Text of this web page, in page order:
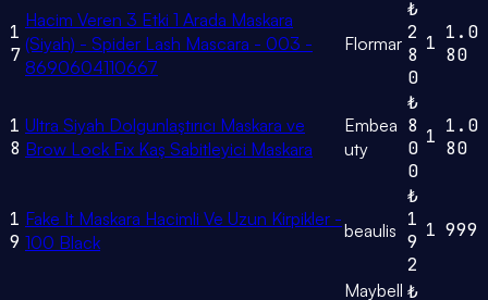
1
7
Hacim Veren 3 Etki 1 Arada Maskara
(Siyah) - Spider Lash Mascara - 003 -
8690604110667
Flormar
₺
2
8
0
1 1.0
80
1
8
Ultra Siyah Dolgunlaştırıcı Maskara ve
Brow Lock Fıx Kaş Sabitleyici Maskara
Embea
uty
₺
8
0
0
1 1.0
80
1
9
Fake It Maskara Hacimli Ve Uzun Kirpikler -
100 Black
beaulis
₺
1
9
2
1 999
Maybell ₺